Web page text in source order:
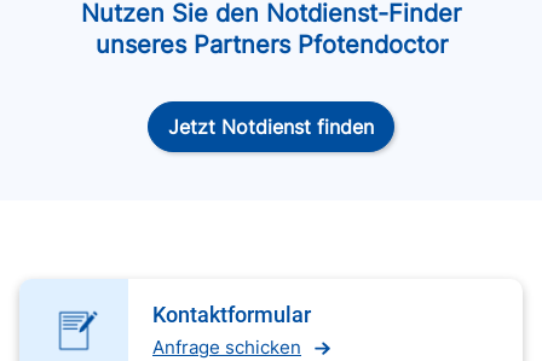
Nutzen Sie den Notdienst-Finder
unseres Partners Pfotendoctor
Jetzt Notdienst finden
Kontaktformular
Anfrage schicken